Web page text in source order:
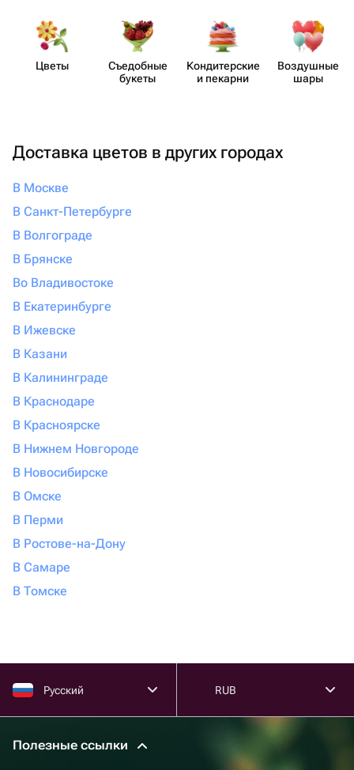
Цветы
Съедобные
букеты
Кондит​ерские
и пекарни
Воздушные
шары
Доставка цветов в других городах
В Москве
В Санкт-Петербурге
В Волгограде
В Брянске
Во Владивостоке
В Екатеринбурге
В Ижевске
В Казани
В Калининграде
В Краснодаре
В Красноярске
В Нижнем Новгороде
В Новосибирске
В Омске
В Перми
В Ростове-на-Дону
В Самаре
В Томске
Русский RUB
Полезные ссылки